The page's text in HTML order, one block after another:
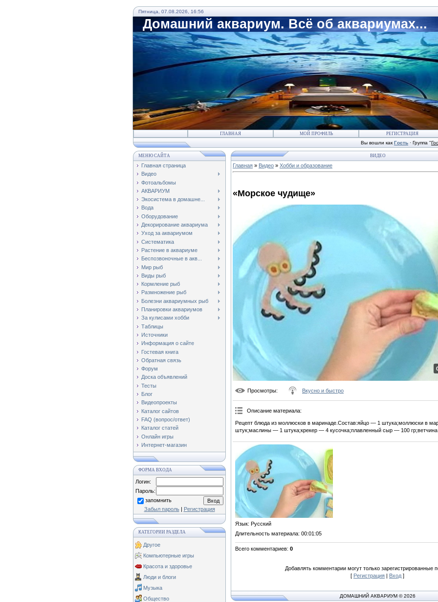
Пятница, 07.08.2026, 16:56
Домашний аквариум. Всё об аквариумах...
ГЛАВНАЯ МОЙ ПРОФИЛЬ РЕГИСТРАЦИЯ
Вы вошли как Гость · Группа "
МЕНЮ САЙТА
Главная страница
Видео
Фотоальбомы
АКВАРИУМ
Экосистема в домашне...
Вода
Оборудование
Декорирование аквариума
Уход за аквариумом
Систематика
Растение в аквариуме
Беспозвоночные в акв...
Мир рыб
Виды рыб
Кормление рыб
Размножение рыб
Болезни аквариумных рыб
Планировки аквариумов
За кулисами хобби
Таблицы
Источники
Информация о сайте
Гостевая книга
Обратная связь
Форум
Доска объявлений
Тесты
Блог
Видеопроекты
Каталог сайтов
FAQ (вопрос/ответ)
Каталог статей
Онлайн игры
Интернет-магазин
ФОРМА ВХОДА
Логин:
Пароль:
запомнить
Забыл пароль| Регистрация
КАТЕГОРИИ РАЗДЕЛА
Другое
Компьютерные игры
Красота и здоровье
Люди и блоги
Музыка
Общество
ВИДЕО
Главная » Видео » Хобби и образование
«Морское чудище»
Просмотры: Вкусно и быстро
Описание материала:
Рецепт блюда из моллюсков в маринаде.Состав:яйцо — 1 штука;моллюски в
штук;маслины — 1 штука;крекер — 4 кусочка;плавленный сыр — 100 гр;ветчина
Язык: Русский
Длительность материала: 00:01:05
Всего комментариев: 0
Добавлять комментарии могут только зарегистрированные
[ Регистрация | Вход ]
ДОМАШНИЙ АКВАРИУМ © 2026